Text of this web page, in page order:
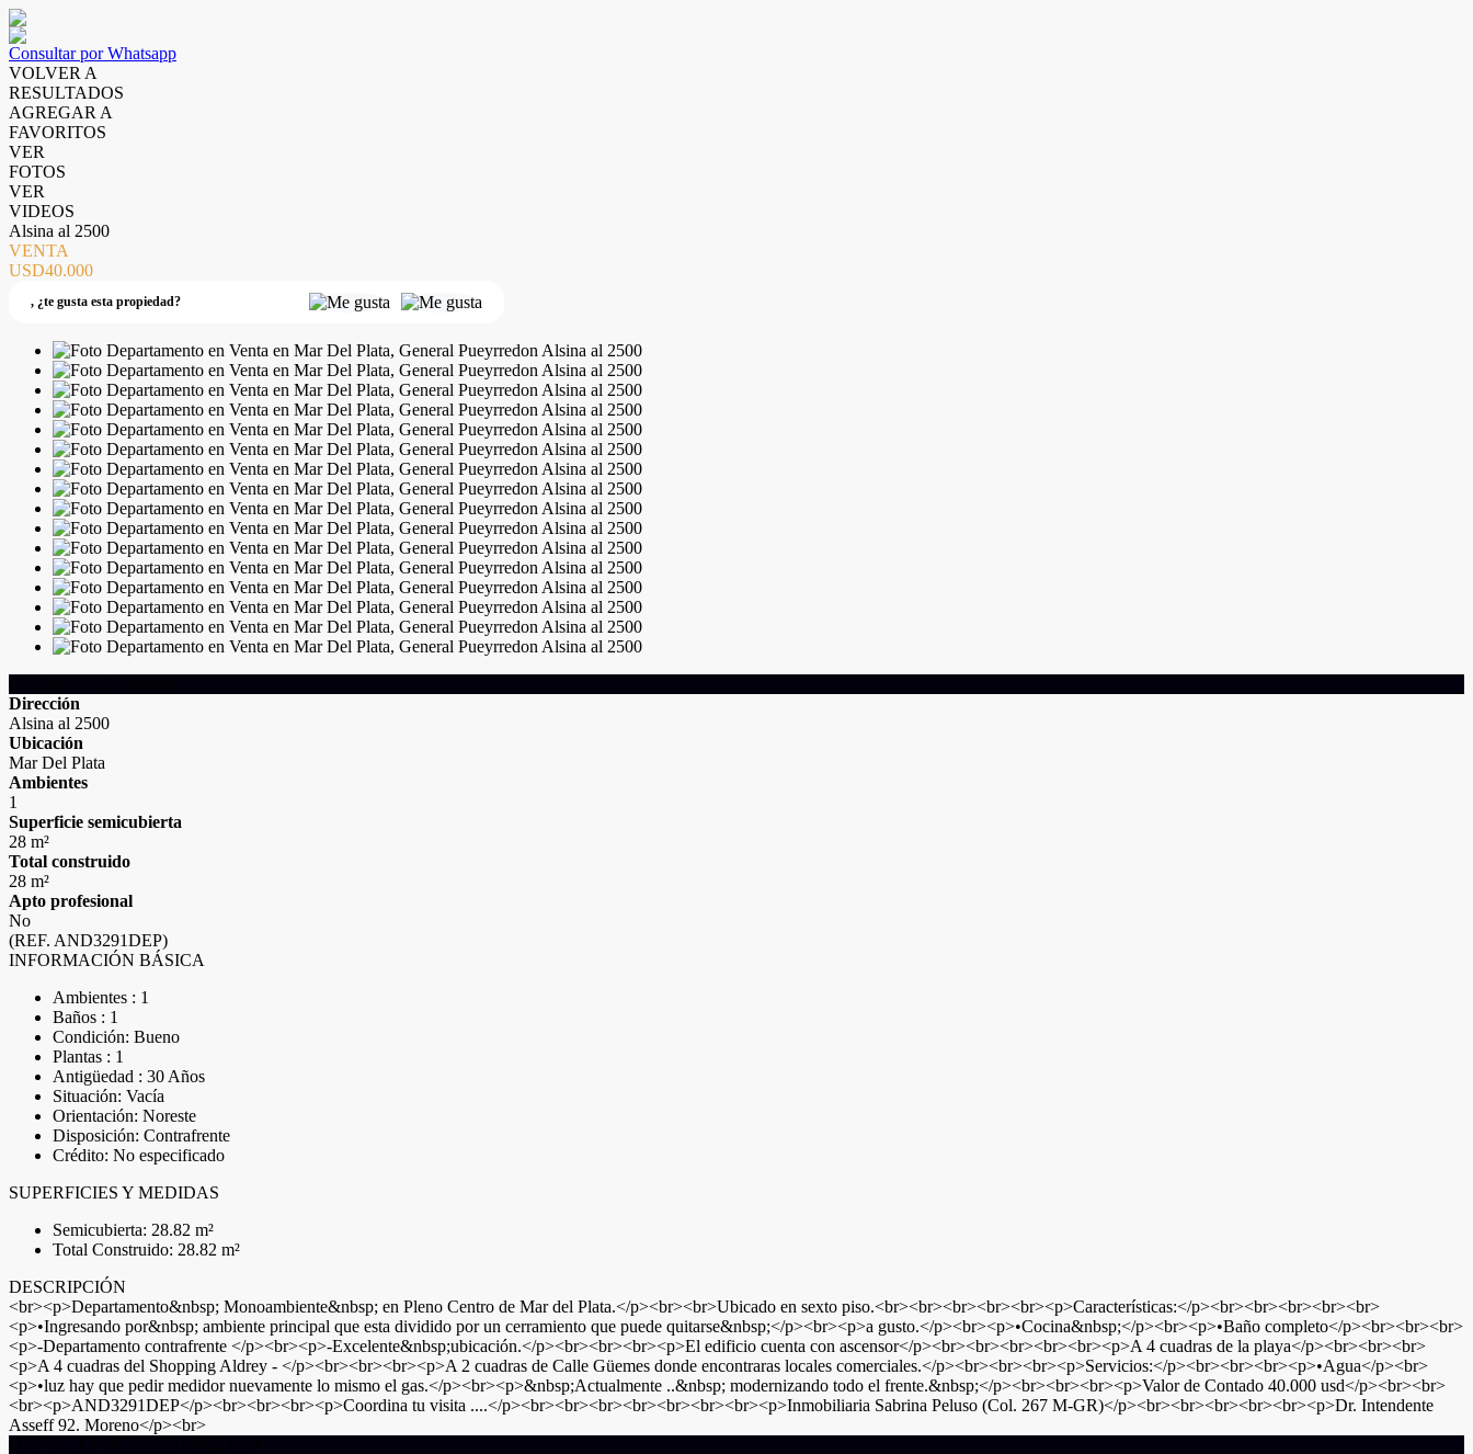
Consultar por Whatsapp
VOLVER A
RESULTADOS
AGREGAR A
FAVORITOS
VER
FOTOS
VER
VIDEOS
Alsina al 2500
VENTA
USD40.000
, ¿te gusta esta propiedad?
Dirección
Alsina al 2500
Ubicación
Mar Del Plata
Ambientes
1
Superficie semicubierta
28 m²
Total construido
28 m²
Apto profesional
No
(REF. AND3291DEP)
INFORMACIÓN BÁSICA
Ambientes : 1
Baños : 1
Condición: Bueno
Plantas : 1
Antigüedad : 30 Años
Situación: Vacía
Orientación: Noreste
Disposición: Contrafrente
Crédito: No especificado
SUPERFICIES Y MEDIDAS
Semicubierta: 28.82 m²
Total Construido: 28.82 m²
DESCRIPCIÓN
<br><p>Departamento&nbsp; Monoambiente&nbsp; en Pleno Centro de Mar del Plata.</p><br><br>Ubicado en sexto piso.<br><br><br><br><br><p>Características:</p><br><br><br><br><br>
<p>•Ingresando por&nbsp; ambiente principal que esta dividido por un cerramiento que puede quitarse&nbsp;</p><br><p>a gusto.</p><br><p>•Cocina&nbsp;</p><br><p>•Baño completo</p><br><br><br>
<p>-Departamento contrafrente </p><br><p>-Excelente&nbsp;ubicación.</p><br><br><br><p>El edificio cuenta con ascensor</p><br><br><br><br><br><p>A 4 cuadras de la playa</p><br><br><br>
<p>A 4 cuadras del Shopping Aldrey - </p><br><br><br><p>A 2 cuadras de Calle Güemes donde encontraras locales comerciales.</p><br><br><br><p>Servicios:</p><br><br><br><p>•Agua</p><br>
<p>•luz hay que pedir medidor nuevamente lo mismo el gas.</p><br><p>&nbsp;Actualmente ..&nbsp; modernizando todo el frente.&nbsp;</p><br><br><br><p>Valor de Contado 40.000 usd</p><br><br>
<br><p>AND3291DEP</p><br><br><br><p>Coordina tu visita ....</p><br><br><br><br><br><br><br><p>Inmobiliaria Sabrina Peluso (Col. 267 M-GR)</p><br><br><br><br><br><p>Dr. Intendente
Asseff 92. Moreno</p><br>